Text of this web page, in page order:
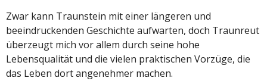
Zwar kann Traunstein mit einer längeren und
beeindruckenden Geschichte aufwarten, doch Traunreut
überzeugt mich vor allem durch seine hohe
Lebensqualität und die vielen praktischen Vorzüge, die
das Leben dort angenehmer machen.